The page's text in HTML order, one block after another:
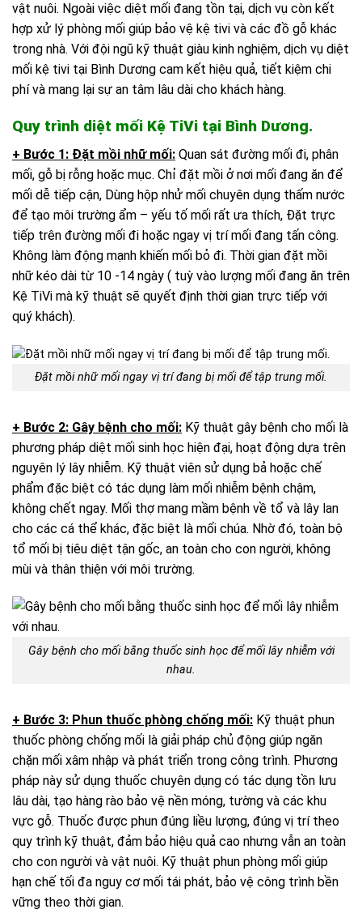
vật nuôi. Ngoài việc diệt mối đang tồn tại, dịch vụ còn kết
hợp xử lý phòng mối giúp bảo vệ kệ tivi và các đồ gỗ khác
trong nhà. Với đội ngũ kỹ thuật giàu kinh nghiệm, dịch vụ diệt
mối kệ tivi tại Bình Dương cam kết hiệu quả, tiết kiệm chi
phí và mang lại sự an tâm lâu dài cho khách hàng.
Quy trình diệt mối Kệ TiVi tại Bình Dương.
+ Bước 1: Đặt mồi nhữ mối: Quan sát đường mối đi, phân
mối, gỗ bị rỗng hoặc mục. Chỉ đặt mồi ở nơi mối đang ăn để
mối dễ tiếp cận, Dùng hộp nhử mối chuyên dụng thấm nước
để tạo môi trường ẩm – yếu tố mối rất ưa thích, Đặt trực
tiếp trên đường mối đi hoặc ngay vị trí mối đang tấn công.
Không làm động mạnh khiến mối bỏ đi. Thời gian đặt mồi
nhữ kéo dài từ 10 -14 ngày ( tuỳ vào lượng mối đang ăn trên
Kệ TiVi mà kỹ thuật sẽ quyết định thời gian trực tiếp với
quý khách).
Đặt mồi nhữ mối ngay vị trí đang bị mối để tập trung mối.
+ Bước 2: Gây bệnh cho mối: Kỹ thuật gây bệnh cho mối là
phương pháp diệt mối sinh học hiện đại, hoạt động dựa trên
nguyên lý lây nhiễm. Kỹ thuật viên sử dụng bả hoặc chế
phẩm đặc biệt có tác dụng làm mối nhiễm bệnh chậm,
không chết ngay. Mối thợ mang mầm bệnh về tổ và lây lan
cho các cá thể khác, đặc biệt là mối chúa. Nhờ đó, toàn bộ
tổ mối bị tiêu diệt tận gốc, an toàn cho con người, không
mùi và thân thiện với môi trường.
Gây bệnh cho mối bằng thuốc sinh học để mối lây nhiễm với
nhau.
+ Bước 3: Phun thuốc phòng chống mối: Kỹ thuật phun
thuốc phòng chống mối là giải pháp chủ động giúp ngăn
chặn mối xâm nhập và phát triển trong công trình. Phương
pháp này sử dụng thuốc chuyên dụng có tác dụng tồn lưu
lâu dài, tạo hàng rào bảo vệ nền móng, tường và các khu
vực gỗ. Thuốc được phun đúng liều lượng, đúng vị trí theo
quy trình kỹ thuật, đảm bảo hiệu quả cao nhưng vẫn an toàn
cho con người và vật nuôi. Kỹ thuật phun phòng mối giúp
hạn chế tối đa nguy cơ mối tái phát, bảo vệ công trình bền
vững theo thời gian.